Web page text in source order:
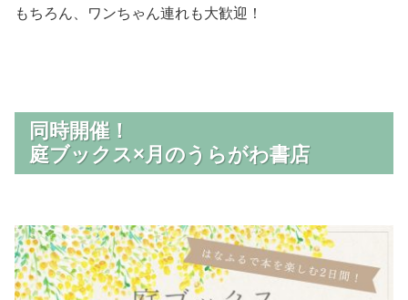
もちろん、ワンちゃん連れも大歓迎！
同時開催！
庭ブックス×月のうらがわ書店